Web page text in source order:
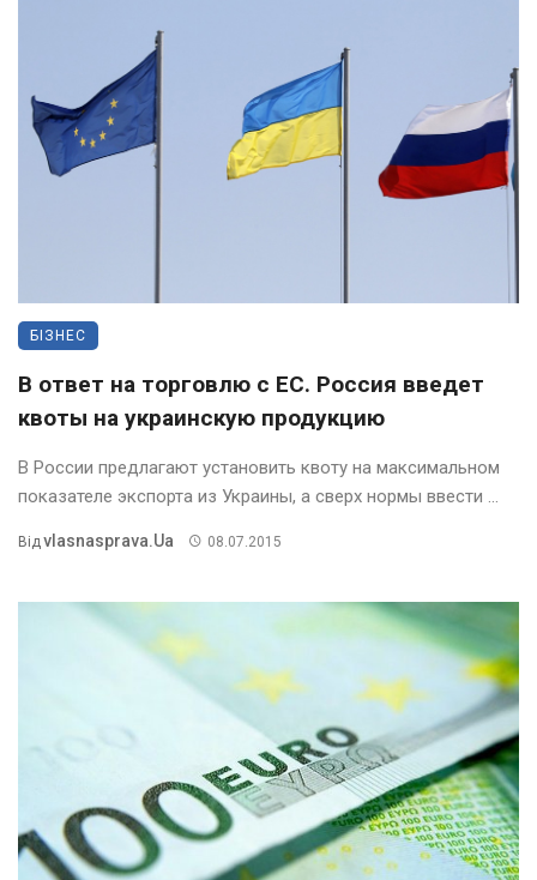
БІЗНЕС
В ответ на торговлю с ЕС. Россия введет
квоты на украинскую продукцию
В России предлагают установить квоту на максимальном
показателе экспорта из Украины, а сверх нормы ввести ...
Від Vlasnasprava.ua 08.07.2015